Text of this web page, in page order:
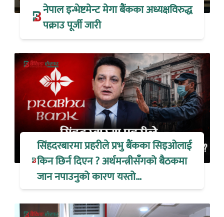
नेपाल इन्भेष्टमेन्ट मेगा बैंकका अध्यक्षविरुद्ध
पक्राउ पूर्जी जारी
सिंहदरबारमा प्रहरीले प्रभु बैंकका सिइओलाई
किन छिर्न दिएन ? अर्थमन्त्रीसँगको बैठकमा
जान नपाउनुको कारण यस्तो…